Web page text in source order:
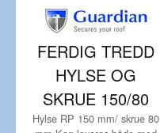
FERDIG TREDD
HYLSE OG
SKRUE 150/80
Hylse RP 150 mm/ skrue 80